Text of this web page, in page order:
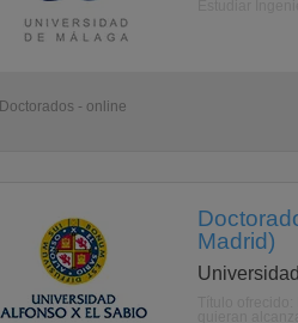
Doctorados - online
Madrid)